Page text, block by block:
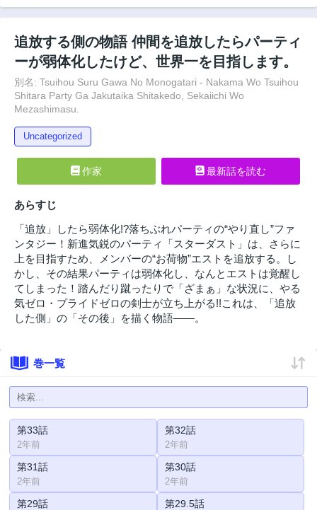
追放する側の物語 仲間を追放したらパーティ
ーが弱体化したけど、世界一を目指します。
別名: Tsuihou Suru Gawa No Monogatari - Nakama Wo Tsuihou
Shitara Party Ga Jakutaika Shitakedo, Sekaiichi Wo
Mezashimasu.
Uncategorized
作家 最新話を読む
あらすじ
「追放」したら弱体化!?落ちぶれパーティの“やり直し”ファ
ンタジー！新進気鋭のパーティ「スターダスト」は、さらに
上を目指すため、メンバーの“お荷物”エストを追放する。し
かし、その結果パーティは弱体化し、なんとエストは覚醒し
てしまった！踏んだり蹴ったりで「ざまぁ」な状況に、やる
気ゼロ・プライドゼロの剣士が立ち上がる!!これは、「追放
した側」の「その後」を描く物語――。
巻一覧
第33話
2年前
第32話
2年前
第31話
2年前
第30話
2年前
第29話 第29.5話